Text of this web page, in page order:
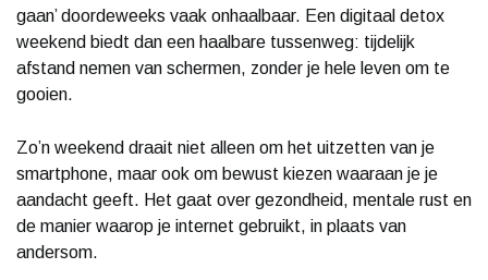
gaan’ doordeweeks vaak onhaalbaar. Een digitaal detox
weekend biedt dan een haalbare tussenweg: tijdelijk
afstand nemen van schermen, zonder je hele leven om te
gooien.
Zo’n weekend draait niet alleen om het uitzetten van je
smartphone, maar ook om bewust kiezen waaraan je je
aandacht geeft. Het gaat over gezondheid, mentale rust en
de manier waarop je internet gebruikt, in plaats van
andersom.